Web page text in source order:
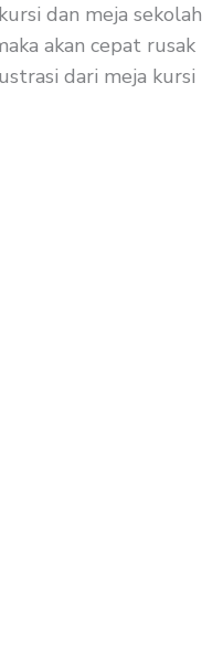
dan meja sekolah
akan cepat rusak
dari meja kursi